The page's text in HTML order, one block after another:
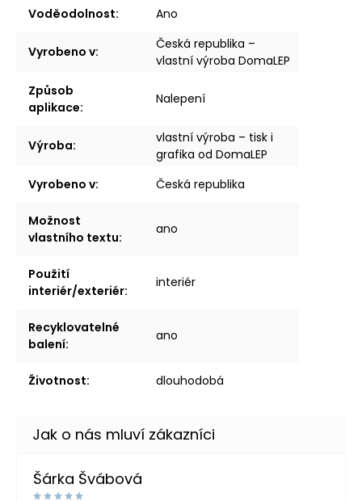
Voděodolnost: Ano
Vyrobeno v:
Česká republika –
vlastní výroba DomaLEP
Způsob
aplikace:
Nalepení
Výroba:
vlastní výroba – tisk i
grafika od DomaLEP
Vyrobeno v: Česká republika
Možnost
vlastního textu:
ano
Použití
interiér/exteriér:
interiér
Recyklovatelné
balení:
ano
Životnost: dlouhodobá
Šárka Švábová